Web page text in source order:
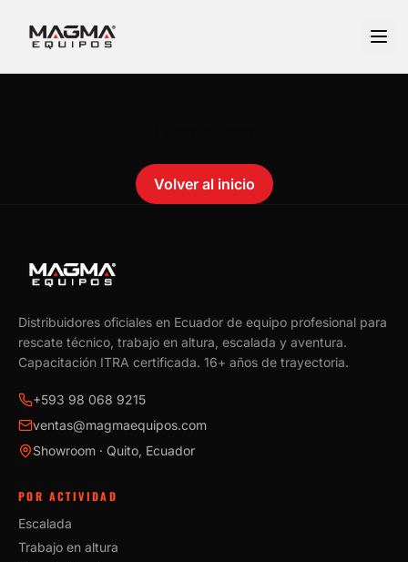
Volver al inicio
Distribuidores oficiales en Ecuador de equipo profesional para
rescate técnico, trabajo en altura, escalada y aventura.
Capacitación ITRA certificada. 16+ años de trayectoria.
+593 98 068 9215
ventas@magmaequipos.com
Showroom · Quito, Ecuador
POR ACTIVIDAD
Escalada
Trabajo en altura